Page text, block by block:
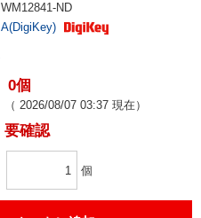
WM12841-ND
A(DigiKey)
0個
（ 2026/08/07 03:37 現在）
要確認
個